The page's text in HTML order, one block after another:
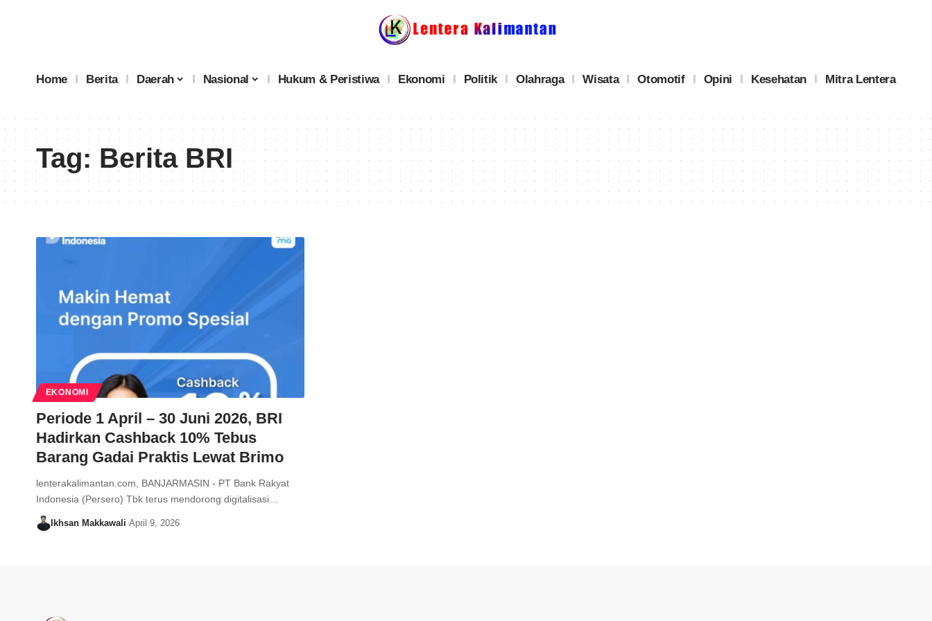
Home Berita Daerah Nasional Hukum & Peristiwa Ekonomi Politik Olahraga Wisata Otomotif Opini Kesehatan Mitra Lentera
Tag:Berita BRI
EKONOMI
Periode 1 April – 30 Juni 2026, BRI
Hadirkan Cashback 10% Tebus
Barang Gadai Praktis Lewat Brimo
lenterakalimantan.com, BANJARMASIN - PT Bank Rakyat
Indonesia (Persero) Tbk terus mendorong digitalisasi…
Ikhsan Makkawali April 9, 2026